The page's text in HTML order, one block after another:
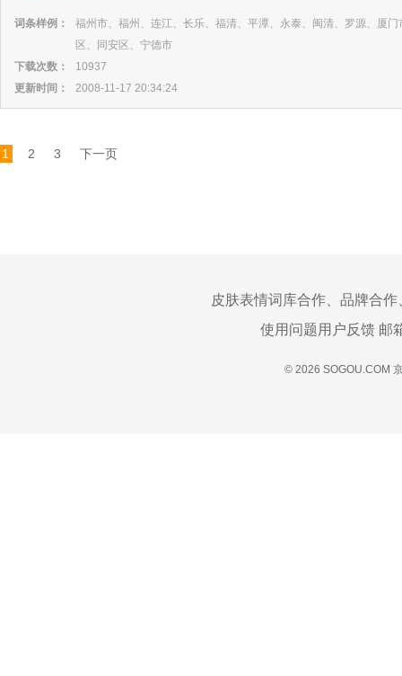
词条样例：
福州市、福州、连江、长乐、福清、平潭、永泰、闽清、罗源、厦
区、同安区、宁德市
下载次数：
10937
更新时间：
2008-11-17 20:34:24
1 2 3 下一页
皮肤表情词库合作、品牌合
使用问题用户反馈 邮
© 2026 SOGOU.COM